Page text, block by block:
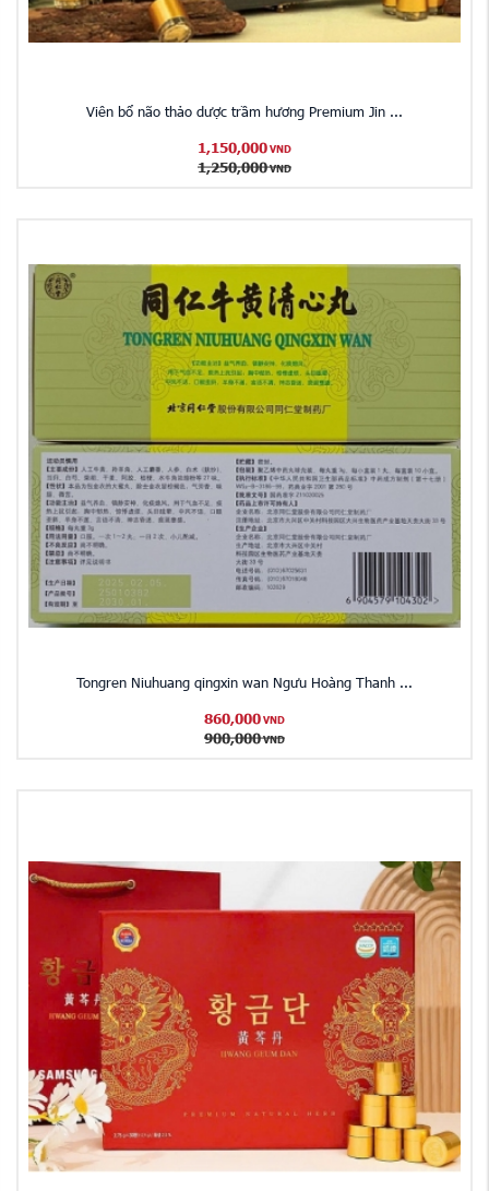
Viên bổ não thảo dược trầm hương Premium Jin ...
1,150,000 VND
1,250,000 VND
Tongren Niuhuang qingxin wan Ngưu Hoàng Thanh ...
860,000 VND
900,000 VND